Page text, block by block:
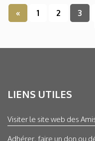
« 1 2 3
LIENS UTILES
Visiter le site web des
Adhérer, faire un don ou